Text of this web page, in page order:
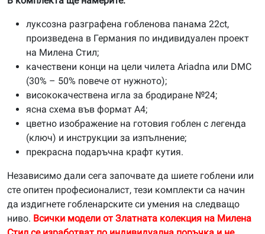
луксозна разграфена гобленова панама 22ct,
произведена в Германия по индивидуален проект
на Милена Стил;
качествени конци на цели чилета Ariadna или DMC
(30% – 50% повече от нужното);
висококачествена игла за бродиране №24;
ясна схема във формат А4;
цветно изображение на готовия гоблен с легенда
(ключ) и инструкции за изпълнение;
прекрасна подаръчна крафт кутия.
Независимо дали сега започвате да шиете гоблени или
сте опитен професионалист, тези комплекти са начин
да издигнете гобленарските си умения на следващо
ниво. Всички модели от Златната колекция на Милена